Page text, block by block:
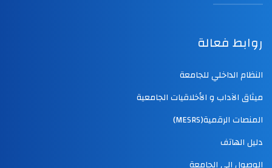
روابط فعالة
النظام الداخلي للجامعة
ميثاق الآداب و الأخلاقيات الجامعية
المنصات الرقمية(MESRS)
دليل الهاتف